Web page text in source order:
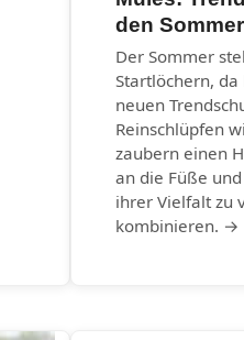
den Sommer
Der Sommer
Startlöchern,
neuen
Reinschlüpfen
zaubern einen
an die Füße
ihrer Vielfalt zu
kombinieren. →